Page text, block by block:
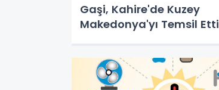
Gaşi, Kahire'de Kuzey
Makedonya'yı Temsil Etti